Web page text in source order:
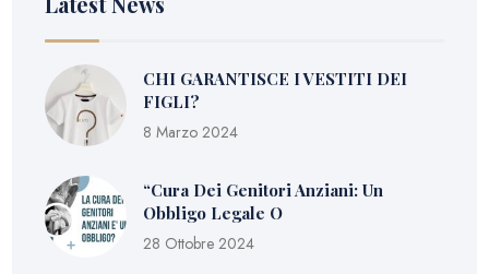
CHI GARANTISCE I VESTITI DEI
FIGLI?
8 Marzo 2024
“Cura Dei Genitori Anziani: Un
Obbligo Legale O
28 Ottobre 2024